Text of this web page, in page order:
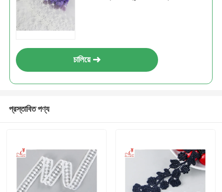
চালিয়ে
প্রস্তাবিত পণ্য